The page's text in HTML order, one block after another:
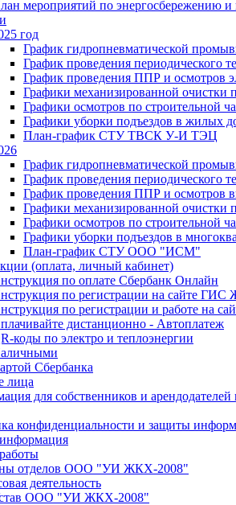
мероприятий по энергосбережению
год
График гидропневматической
График проведения периодического
График проведения ППР и осмотров
Графики механизированной
Графики осмотров по строительной
Графики уборки подъездов в жилых
План-график СТУ ТВСК У-И ТЭЦ
График гидропневматической
График проведения периодического
График проведения ППР и осмотров
Графики механизированной
Графики осмотров по строительной
Графики уборки подъездов в
План-график СТУ ООО "ИСМ"
(оплата, личный кабинет)
по оплате Сбербанк Онлайн
по регистрации на сайте
по регистрации и работе на
дистанционно - Автоплатеж
коды по электро и теплоэнергии
Сбербанка
лица
для собственников и
конфиденциальности и защиты
отделов ООО "УИ ЖКХ-2008"
деятельность
ООО "УИ ЖКХ-2008"